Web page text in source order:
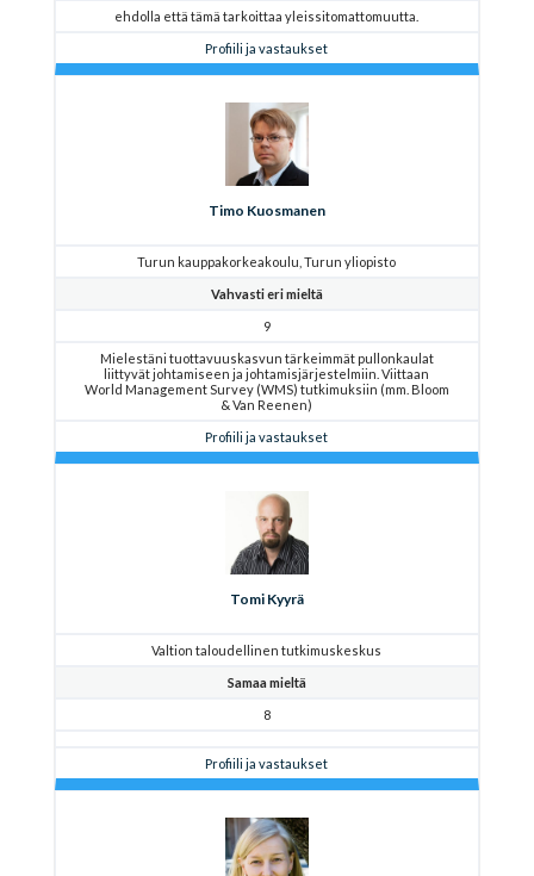
ehdolla että tämä tarkoittaa yleissitomattomuutta.
Profiili ja vastaukset
Timo Kuosmanen
Turun kauppakorkeakoulu, Turun yliopisto
Vahvasti eri mieltä
9
Mielestäni tuottavuuskasvun tärkeimmät pullonkaulat
liittyvät johtamiseen ja johtamisjärjestelmiin. Viittaan
World Management Survey (WMS) tutkimuksiin (mm. Bloom
& Van Reenen)
Profiili ja vastaukset
Tomi Kyyrä
Valtion taloudellinen tutkimuskeskus
Samaa mieltä
8
Profiili ja vastaukset